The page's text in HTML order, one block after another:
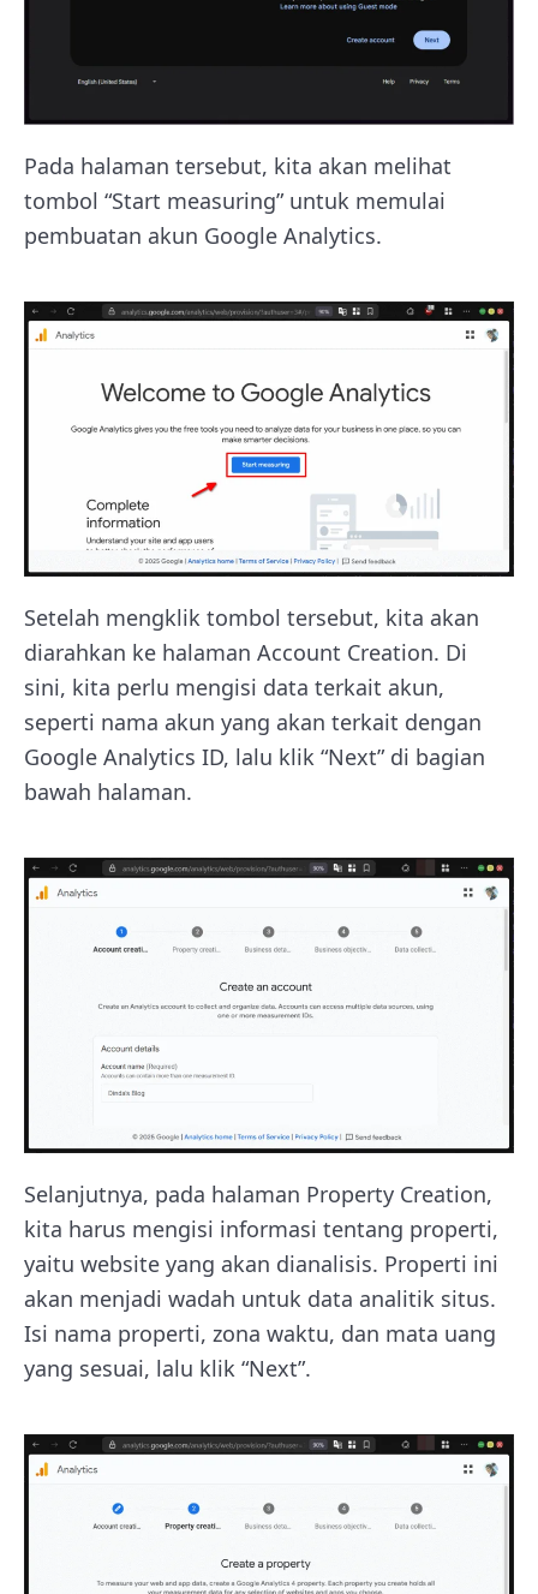
Pada halaman tersebut, kita akan melihat
tombol “Start measuring” untuk memulai
pembuatan akun Google Analytics.
Setelah mengklik tombol tersebut, kita akan
diarahkan ke halaman Account Creation. Di
sini, kita perlu mengisi data terkait akun,
seperti nama akun yang akan terkait dengan
Google Analytics ID, lalu klik “Next” di bagian
bawah halaman.
Selanjutnya, pada halaman Property Creation,
kita harus mengisi informasi tentang properti,
yaitu website yang akan dianalisis. Properti ini
akan menjadi wadah untuk data analitik situs.
Isi nama properti, zona waktu, dan mata uang
yang sesuai, lalu klik “Next”.